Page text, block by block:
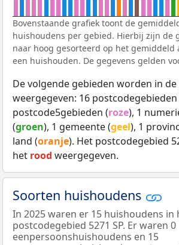
Bovenstaande grafiek toont de
huishoudens per gebied. Hierbij zijn de
naar hoog gesorteerd op het gemiddeld
een huishouden. De gegevens gelden
De volgende gebieden worden in
weergegeven: 16 postcodegebieden
postcode5gebieden (roze), 1
(groen), 1 gemeente (geel), 1
land (oranje). Het postcodegebied
het rood weergegeven.
Soorten huishoudens
In 2025 waren er 15 huishoudens in
postcodegebied 5271 SP. Er waren 0
eenpersoonshuishoudens en 15